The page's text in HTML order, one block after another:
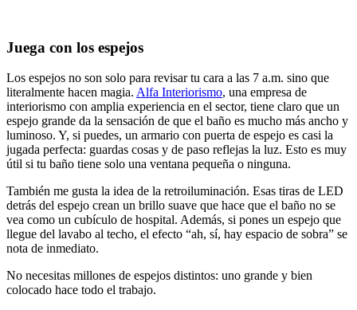
Juega con los espejos
Los espejos no son solo para revisar tu cara a las 7 a.m. sino que
literalmente hacen magia. Alfa Interiorismo, una empresa de
interiorismo con amplia experiencia en el sector, tiene claro que un
espejo grande da la sensación de que el baño es mucho más ancho y
luminoso. Y, si puedes, un armario con puerta de espejo es casi la
jugada perfecta: guardas cosas y de paso reflejas la luz. Esto es muy
útil si tu baño tiene solo una ventana pequeña o ninguna.
También me gusta la idea de la retroiluminación. Esas tiras de LED
detrás del espejo crean un brillo suave que hace que el baño no se
vea como un cubículo de hospital. Además, si pones un espejo que
llegue del lavabo al techo, el efecto “ah, sí, hay espacio de sobra” se
nota de inmediato.
No necesitas millones de espejos distintos: uno grande y bien
colocado hace todo el trabajo.